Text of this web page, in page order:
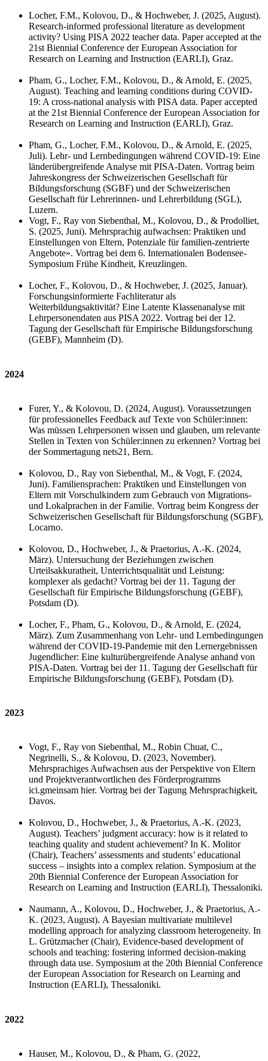
Locher, F.M., Kolovou, D., & Hochweber, J. (2025, August).
Research-informed professional literature as development
activity? Using PISA 2022 teacher data. Paper accepted at the
21st Biennial Conference der European Association for
Research on Learning and Instruction (EARLI), Graz.
Pham, G., Locher, F.M., Kolovou, D., & Arnold, E. (2025,
August). Teaching and learning conditions during COVID-
19: A cross-national analysis with PISA data. Paper accepted
at the 21st Biennial Conference der European Association for
Research on Learning and Instruction (EARLI), Graz.
Pham, G., Locher, F.M., Kolovou, D., & Arnold, E. (2025,
Juli). Lehr- und Lernbedingungen während COVID-19: Eine
länderübergreifende Analyse mit PISA-Daten. Vortrag beim
Jahreskongress der Schweizerischen Gesellschaft für
Bildungsforschung (SGBF) und der Schweizerischen
Gesellschaft für Lehrerinnen- und Lehrerbildung (SGL),
Luzern.
Vogt, F., Ray von Siebenthal, M., Kolovou, D., & Prodolliet,
S. (2025, Juni). Mehrsprachig aufwachsen: Praktiken und
Einstellungen von Eltern, Potenziale für familien-zentrierte
Angebote». Vortrag bei dem 6. Internationalen Bodensee-
Symposium Frühe Kindheit, Kreuzlingen.
Locher, F., Kolovou, D., & Hochweber, J. (2025, Januar).
Forschungsinformierte Fachliteratur als
Weiterbildungsaktivität? Eine Latente Klassenanalyse mit
Lehrpersonendaten aus PISA 2022. Vortrag bei der 12.
Tagung der Gesellschaft für Empirische Bildungsforschung
(GEBF), Mannheim (D).
2024
Furer, Y., & Kolovou, D. (2024, August). Voraussetzungen
für professionelles Feedback auf Texte von Schüler:innen:
Was müssen Lehrpersonen wissen und glauben, um relevante
Stellen in Texten von Schüler:innen zu erkennen? Vortrag bei
der Sommertagung nets21, Bern.
Kolovou, D., Ray von Siebenthal, M., & Vogt, F. (2024,
Juni). Familiensprachen: Praktiken und Einstellungen von
Eltern mit Vorschulkindern zum Gebrauch von Migrations-
und Lokalprachen in der Familie. Vortrag beim Kongress der
Schweizerischen Gesellschaft für Bildungsforschung (SGBF),
Locarno.
Kolovou, D., Hochweber, J., & Praetorius, A.-K. (2024,
März). Untersuchung der Beziehungen zwischen
Urteilsakkuratheit, Unterrichtsqualität und Leistung:
komplexer als gedacht? Vortrag bei der 11. Tagung der
Gesellschaft für Empirische Bildungsforschung (GEBF),
Potsdam (D).
Locher, F., Pham, G., Kolovou, D., & Arnold, E. (2024,
März). Zum Zusammenhang von Lehr- und Lernbedingungen
während der COVID-19-Pandemie mit den Lernergebnissen
Jugendlicher: Eine kulturübergreifende Analyse anhand von
PISA-Daten. Vortrag bei der 11. Tagung der Gesellschaft für
Empirische Bildungsforschung (GEBF), Potsdam (D).
2023
Vogt, F., Ray von Siebenthal, M., Robin Chuat, C.,
Negrinelli, S., & Kolovou, D. (2023, November).
Mehrsprachiges Aufwachsen aus der Perspektive von Eltern
und Projektverantwortlichen des Förderprogramms
ici.gmeinsam hier. Vortrag bei der Tagung Mehrsprachigkeit,
Davos.
Kolovou, D., Hochweber, J., & Praetorius, A.-K. (2023,
August). Teachers’ judgment accuracy: how is it related to
teaching quality and student achievement? In K. Molitor
(Chair), Teachers’ assessments and students’ educational
success – insights into a complex relation. Symposium at the
20th Biennial Conference der European Association for
Research on Learning and Instruction (EARLI), Thessaloniki.
Naumann, A., Kolovou, D., Hochweber, J., & Praetorius, A.-
K. (2023, August). A Bayesian multivariate multilevel
modelling approach for analyzing classroom heterogeneity. In
L. Grützmacher (Chair), Evidence-based development of
schools and teaching: fostering informed decision-making
through data use. Symposium at the 20th Biennial Conference
der European Association for Research on Learning and
Instruction (EARLI), Thessaloniki.
2022
Hauser, M., Kolovou, D., & Pham, G. (2022,